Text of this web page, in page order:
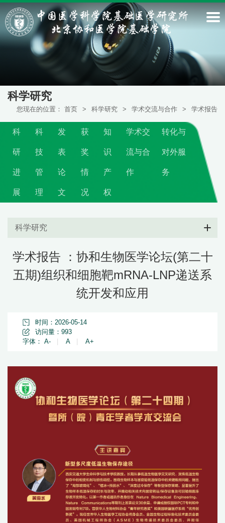
科学研究
您现在的位置： 首页 > 科学研究 > 学术交流与合作 > 学术报告
科
研
进
展
科
技
管
理
发
表
论
文
获
奖
情
况
知
识
产
权
学术交
流与合
作
转化与
对外服
务
科学研究
学术报告 ：协和生物医学论坛(第二十
五期)组织和细胞靶mRNA-LNP递送系
统开发和应用
时间：2026-05-14
访问量： 993
字体： A- A A+